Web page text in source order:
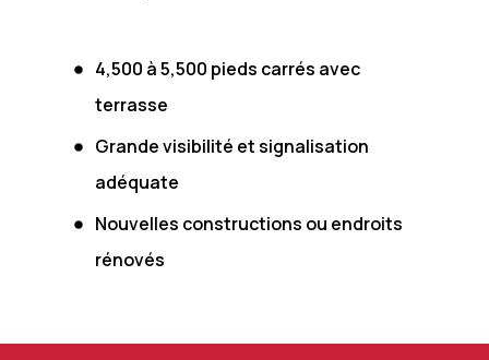
4,500 à 5,500 pieds carrés avec
terrasse
Grande visibilité et signalisation
adéquate
Nouvelles constructions ou endroits
rénovés